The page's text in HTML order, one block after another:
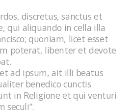
discretus, sanctus et
qui aliquando in cella illa
quoniam, licet esset
poterat, libenter et devote
ad ipsum, ait illi beatus
benedico cunctis
in Religione et qui venturi
seculi”.